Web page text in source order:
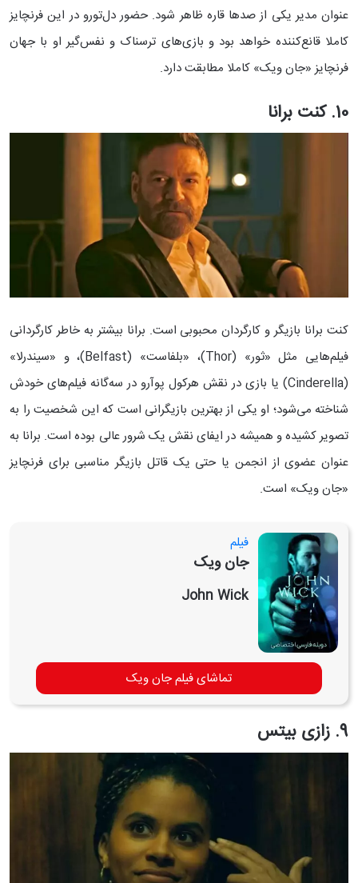
عنوان مدیر یکی از صدها قاره ظاهر شود. حضور دل‌تورو در این فرنچایز
کاملا قانع‌کننده خواهد بود و بازی‌های ترسناک و نفس‌گیر او با جهان
فرنچایز «جان ویک» کاملا مطابقت دارد.
10. کنت برانا
کنت برانا بازیگر و کارگردان محبوبی است. برانا بیشتر به خاطر کارگردانی
فیلم‌هایی مثل «ثور» (Thor)، «بلفاست» (Belfast)، و «سیندرلا»
(Cinderella) یا بازی در نقش هرکول پوآرو در سه‌گانه فیلم‌های خودش
شناخته می‌شود؛ او یکی از بهترین بازیگرانی است که این شخصیت را به
تصویر کشیده و همیشه در ایفای نقش یک شرور عالی بوده است. برانا به
عنوان عضوی از انجمن یا حتی یک قاتل بازیگر مناسبی برای فرنچایز
«جان ویک» است.
فیلم
جان ویک
John Wick
تماشای فیلم جان ویک
9. زازی بیتس